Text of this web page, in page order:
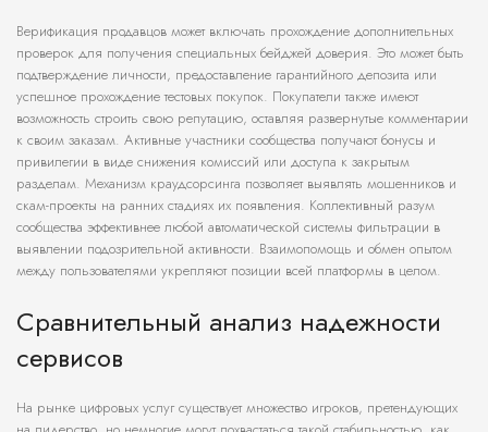
Верификация продавцов может включать прохождение дополнительных
проверок для получения специальных бейджей доверия. Это может быть
подтверждение личности, предоставление гарантийного депозита или
успешное прохождение тестовых покупок. Покупатели также имеют
возможность строить свою репутацию, оставляя развернутые комментарии
к своим заказам. Активные участники сообщества получают бонусы и
привилегии в виде снижения комиссий или доступа к закрытым
разделам. Механизм краудсорсинга позволяет выявлять мошенников и
скам-проекты на ранних стадиях их появления. Коллективный разум
сообщества эффективнее любой автоматической системы фильтрации в
выявлении подозрительной активности. Взаимопомощь и обмен опытом
между пользователями укрепляют позиции всей платформы в целом.
Сравнительный анализ надежности
сервисов
На рынке цифровых услуг существует множество игроков, претендующих